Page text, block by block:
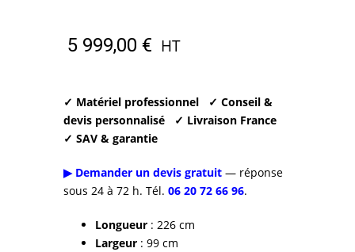
5 999,00 € HT
✓ Matériel professionnel
✓ Conseil &
devis personnalisé
✓ Livraison France
✓ SAV & garantie
▶ Demander un devis gratuit — réponse
sous 24 à 72 h. Tél. 06 20 72 66 96.
Longueur : 226 cm
Largeur : 99 cm